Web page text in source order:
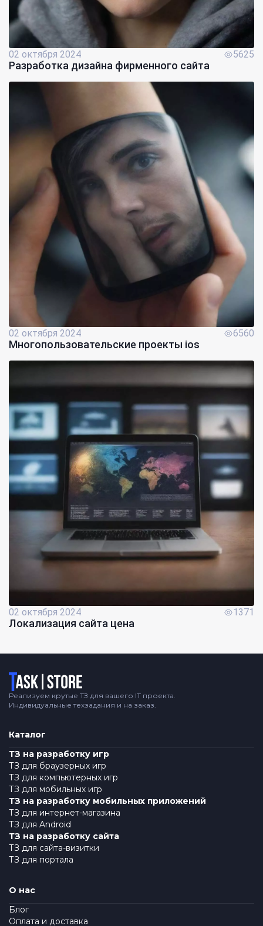
02 октября 2024 5625
Разработка дизайна фирменного сайта
02 октября 2024 6560
Многопользовательские проекты ios
02 октября 2024 1371
Локализация сайта цена
Логотип
Реализуем крутые ТЗ для вашего IT проекта.
Индивидуальные техзадания и на заказ.
Каталог
ТЗ на разработку игр
ТЗ для браузерных игр
ТЗ для компьютерных игр
ТЗ для мобильных игр
ТЗ на разработку мобильных приложений
ТЗ для интернет-магазина
ТЗ для Android
ТЗ на разработку сайта
ТЗ для сайта-визитки
ТЗ для портала
О нас
Блог
Оплата и доставка